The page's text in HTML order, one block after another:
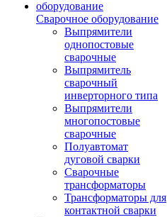
Сварочное оборудование
Выпрямители
однопостовые
сварочные
Выпрямитель
сварочный
инверторного типа
Выпрямители
многопостовые
сварочные
Полуавтомат
дуговой сварки
Сварочные
трансформаторы
Трансформаторы для
контактной сварки